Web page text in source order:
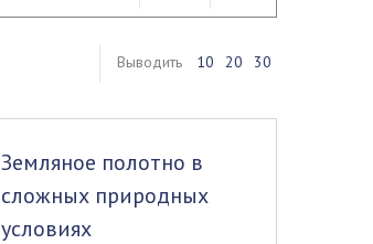
Выводить 10 20 30
Земляное полотно в
сложных природных
условиях